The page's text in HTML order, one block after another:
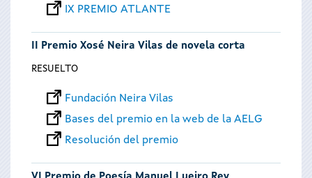
IX PREMIO ATLANTE
II Premio Xosé Neira Vilas de novela corta
RESUELTO
Fundación Neira Vilas
Bases del premio en la web de la AELG
Resolución del premio